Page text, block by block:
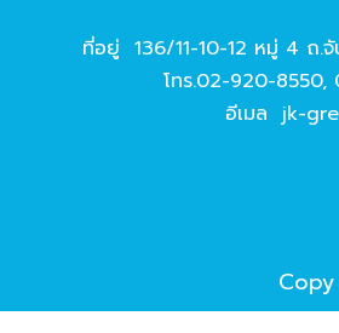
ที่อยู่ 136/11-10-12 หมู่ 4 ถ.
โทร.02-920-8550,
อีเมล jk-